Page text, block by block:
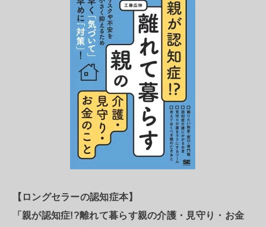
【ロングセラーの認知症本】
「親が認知症!?離れて暮らす親の介護・見守り・お金